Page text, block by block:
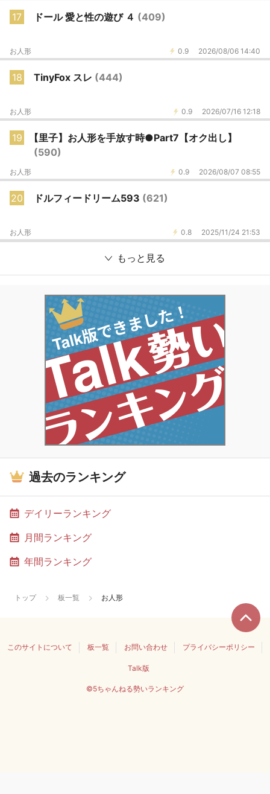
17 ドール 愛と性の遊び ４ (409)
0.9 2026/08/06 14:40
お人形
18 TinyFox スレ (444)
0.9 2026/07/16 12:18
お人形
19
【里子】お人形を手放す時●Part7【オク出し】
(590)
0.9 2026/08/07 08:55
お人形
20 ドルフィードリーム593 (621)
0.8 2025/11/24 21:53
お人形
もっと見る
過去のランキング
デイリーランキング
月間ランキング
年間ランキング
トップ 板一覧 お人形
このサイトについて 板一覧 お問い合わせ プライバシーポリシー
Talk版
©5ちゃんねる勢いランキング